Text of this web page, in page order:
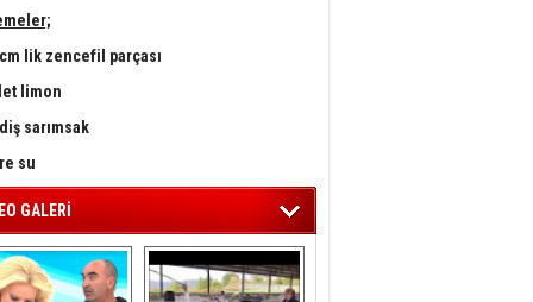
lik zencefil parçası
limon
sarımsak
su
GALERİ